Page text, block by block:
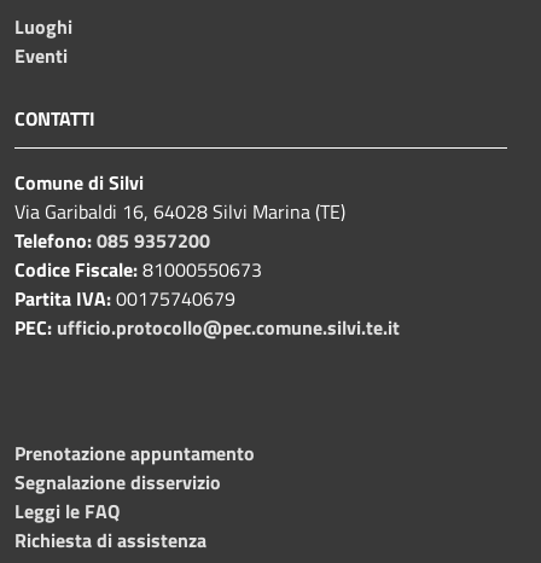
Luoghi
Eventi
CONTATTI
Comune di Silvi
Via Garibaldi 16, 64028 Silvi Marina (TE)
Telefono:085 9357200
Codice Fiscale:81000550673
Partita IVA:00175740679
PEC: ufficio.protocollo@pec.comune.silvi.te.it
Prenotazione appuntamento
Segnalazione disservizio
Leggi le FAQ
Richiesta di assistenza